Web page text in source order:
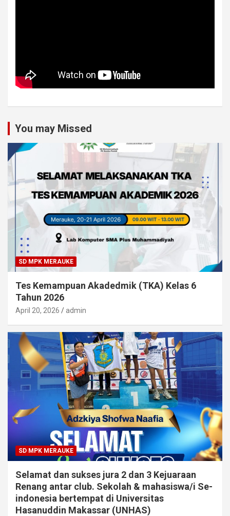
You may Missed
SD MPK MERAUKE
Tes Kemampuan Akadedmik (TKA) Kelas 6
Tahun 2026
April 20, 2026 admin
SD MPK MERAUKE
Selamat dan sukses jura 2 dan 3 Kejuaraan
Renang antar club. Sekolah & mahasiswa/i Se-
indonesia bertempat di Universitas
Hasanuddin Makassar (UNHAS)